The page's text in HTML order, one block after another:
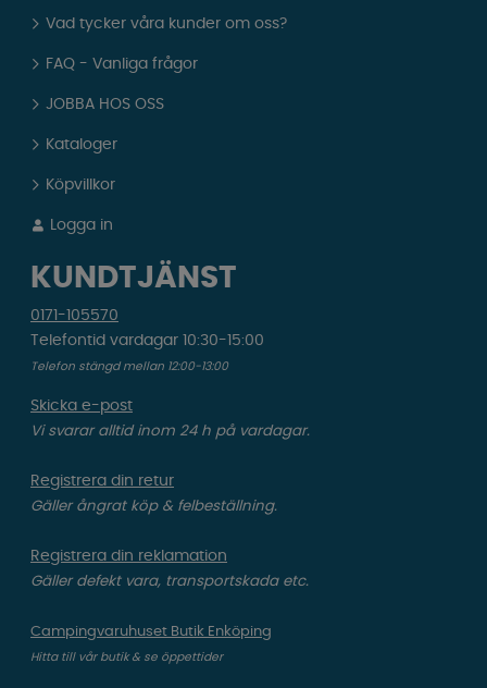
Vad tycker våra kunder om oss?
FAQ - Vanliga frågor
JOBBA HOS OSS
Kataloger
Köpvillkor
Logga in
KUNDTJÄNST
0171-105570
Telefontid vardagar 10:30-15:00
Telefon stängd mellan 12:00-13:00
Skicka e-post
Vi svarar alltid inom 24 h på vardagar.
Registrera din retur
Gäller ångrat köp & felbeställning.
Registrera din reklamation
Gäller defekt vara, transportskada etc.
Campingvaruhuset Butik Enköping
Hitta till vår butik & se öppettider